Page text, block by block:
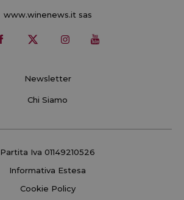
www.winenews.it sas
Newsletter
Chi Siamo
Partita Iva 01149210526
Informativa Estesa
Cookie Policy